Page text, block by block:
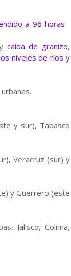
a-96-horas
caída de granizo,
niveles de ríos y
y sur), Tabasco
Veracruz (sur) y
y Guerrero (este
Jalisco, Colima,